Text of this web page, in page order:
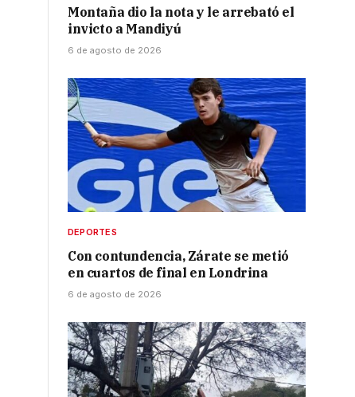
Montaña dio la nota y le arrebató el
invicto a Mandiyú
6 de agosto de 2026
DEPORTES
Con contundencia, Zárate se metió
en cuartos de final en Londrina
6 de agosto de 2026